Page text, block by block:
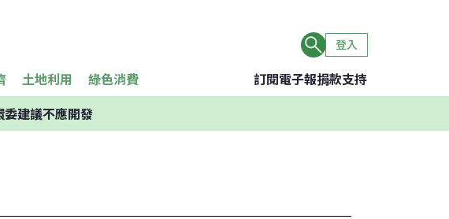
登入
土地利用 綠色消費 訂閱電子報捐款支持
建議不應開發